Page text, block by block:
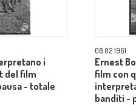
i
del film
- totale
08.02.1961
Ernest
film con
banditi -